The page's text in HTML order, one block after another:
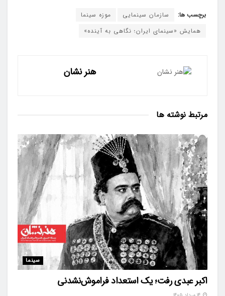
برچسب ها: سازمان سینمایی
موزه سینما
همایش «سینمای ایران؛ نگاهی به آینده»
هنر نشان
مرتبط نوشته ها
سینما
اکبر عبدی رفت؛ یک استعداد فراموش‌نشدنی